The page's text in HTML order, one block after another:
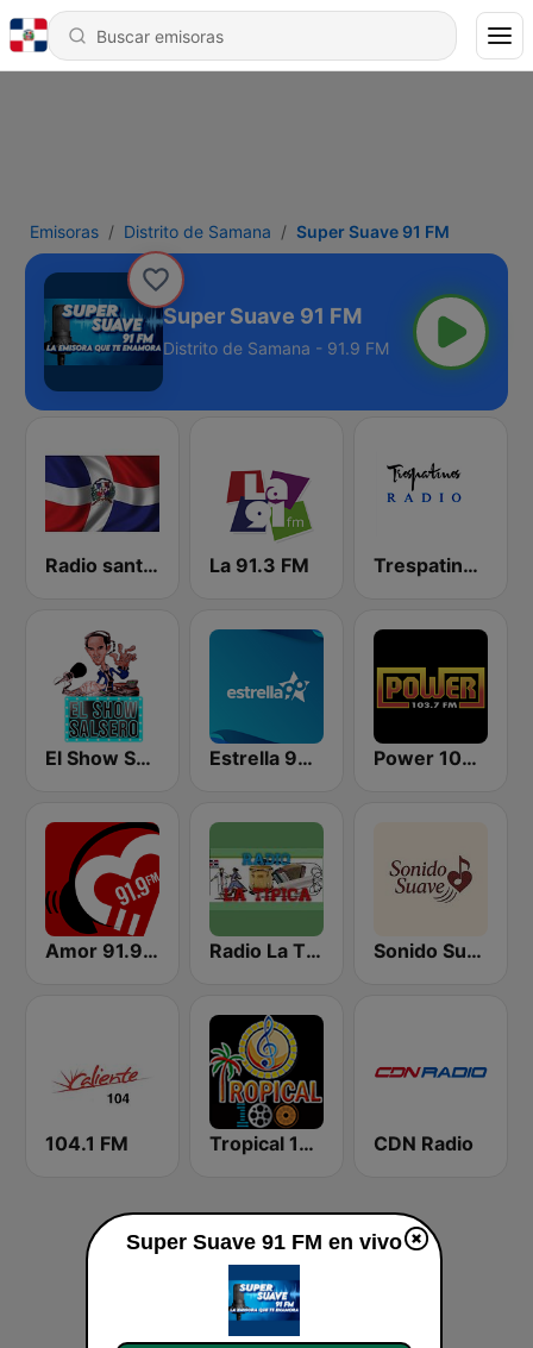
Emisoras Distrito de Samana Super Suave 91 FM
Super Suave 91 FM
Distrito de Samana - 91.9 FM
Radio santo Domingo 106.5 La 91.3 FM Trespatines Radio
El Show Salsero Estrella 90.5 FM Power 103.7 FM
Amor 91.9 FM Radio La Tipica RD Sonido Suave
104.1 FM Tropical 100 Suave CDN Radio
Super Suave 91 FM en vivo